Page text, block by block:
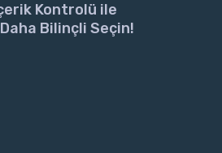
Kontrolü ile
Bilinçli Seçin!